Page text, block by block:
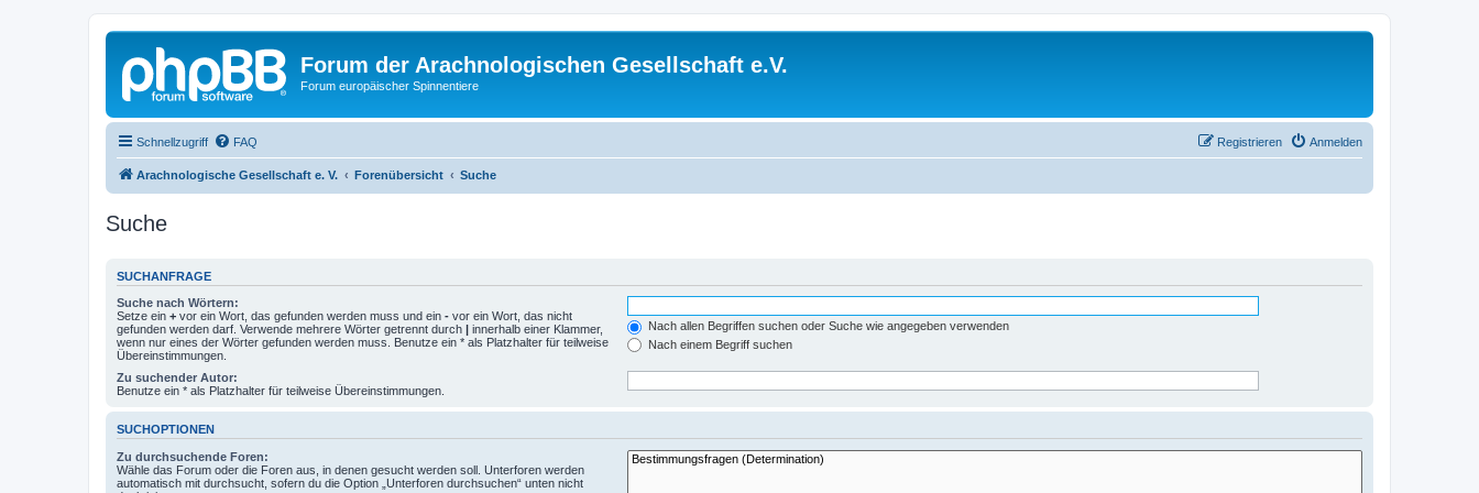
Forum der Arachnologischen Gesellschaft e.V.
Forum europäischer Spinnentiere
Schnellzugriff FAQ Anmelden
Registrieren
Arachnologische Gesellschaft e. V. Forenübersicht Suche
Suche
SUCHANFRAGE
Suche nach Wörtern:
Setze ein + vor ein Wort, das gefunden werden muss und ein - vor ein Wort, das nicht
gefunden werden darf. Verwende mehrere Wörter getrennt durch | innerhalb einer Klammer,
wenn nur eines der Wörter gefunden werden muss. Benutze ein * als Platzhalter für teilweise
Übereinstimmungen.
Nach allen Begriffen suchen oder Suche wie angegeben verwenden
Nach einem Begriff suchen
Zu suchender Autor:
Benutze ein * als Platzhalter für teilweise Übereinstimmungen.
SUCHOPTIONEN
Zu durchsuchende Foren:
Wähle das Forum oder die Foren aus, in denen gesucht werden soll. Unterforen werden
automatisch mit durchsucht, sofern du die Option „Unterforen durchsuchen“ unten nicht